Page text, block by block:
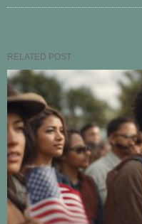
RELATED POST